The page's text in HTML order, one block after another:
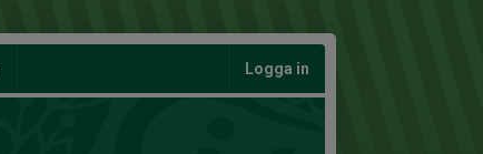
Logga in